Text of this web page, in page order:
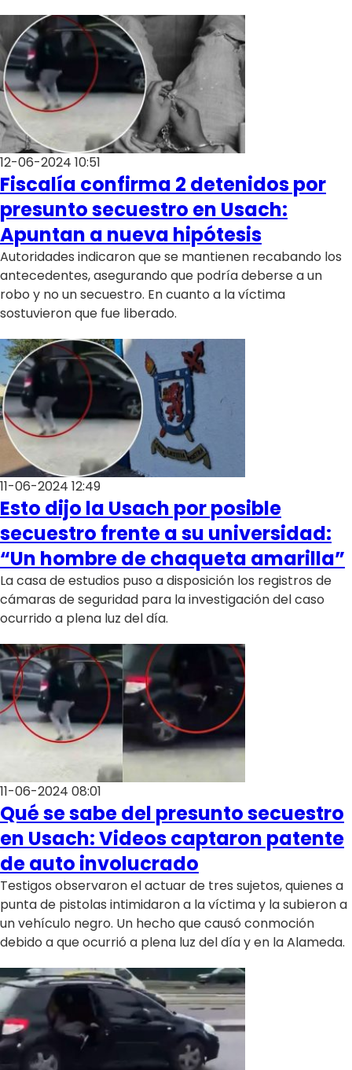
12-06-2024 10:51
Fiscalía confirma 2 detenidos por
presunto secuestro en Usach:
Apuntan a nueva hipótesis
Autoridades indicaron que se mantienen recabando los
antecedentes, asegurando que podría deberse a un
robo y no un secuestro. En cuanto a la víctima
sostuvieron que fue liberado.
11-06-2024 12:49
Esto dijo la Usach por posible
secuestro frente a su universidad:
“Un hombre de chaqueta amarilla”
La casa de estudios puso a disposición los registros de
cámaras de seguridad para la investigación del caso
ocurrido a plena luz del día.
11-06-2024 08:01
Qué se sabe del presunto secuestro
en Usach: Videos captaron patente
de auto involucrado
Testigos observaron el actuar de tres sujetos, quienes a
punta de pistolas intimidaron a la víctima y la subieron a
un vehículo negro. Un hecho que causó conmoción
debido a que ocurrió a plena luz del día y en la Alameda.